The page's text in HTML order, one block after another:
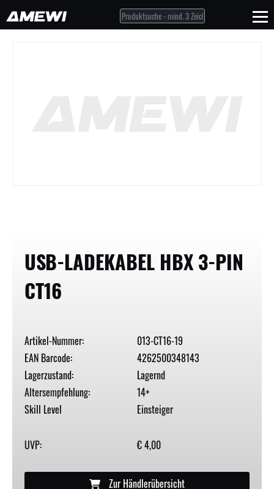
USB-LADEKABEL HBX 3-PIN
CT16
Artikel-Nummer:
013-CT16-19
EAN Barcode:
4262500348143
Lagerzustand:
Lagernd
Altersempfehlung:
14+
Skill Level
Einsteiger
UVP: € 4,00
Zur Händlerübersicht